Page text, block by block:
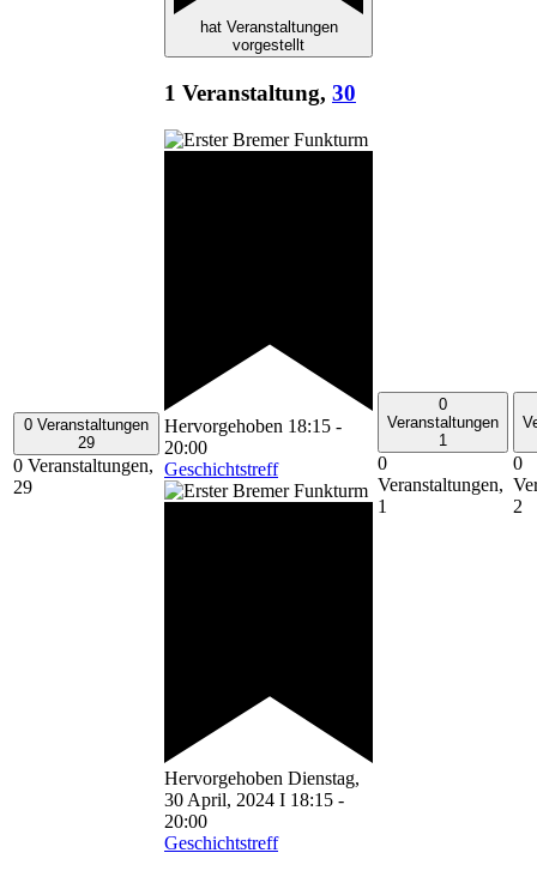
0 Veranstaltungen
29
0 Veranstaltungen,
29
hat Veranstaltungen
vorgestellt
1 Veranstaltung, 30
Hervorgehoben 18:15 -
20:00
Geschichtstreff
Hervorgehoben Dienstag,
30 April, 2024 I 18:15 -
20:00
Geschichtstreff
0
Veranstaltungen
1
0
Veranstaltungen,
1
0
2